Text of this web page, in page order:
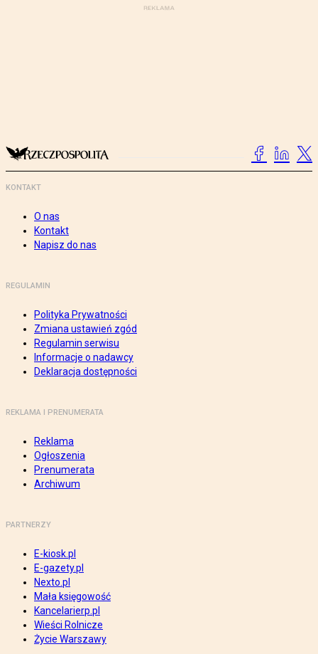
KONTAKT
O nas
Kontakt
Napisz do nas
REGULAMIN
Polityka Prywatności
Zmiana ustawień zgód
Regulamin serwisu
Informacje o nadawcy
Deklaracja dostępności
REKLAMA I PRENUMERATA
Reklama
Ogłoszenia
Prenumerata
Archiwum
PARTNERZY
E-kiosk.pl
E-gazety.pl
Nexto.pl
Mała księgowość
Kancelarierp.pl
Wieści Rolnicze
Życie Warszawy